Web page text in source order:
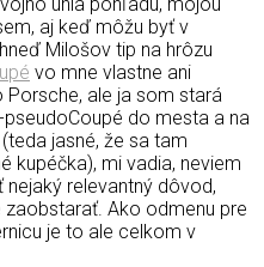
aj keď môžu byť v
Milošov tip na hrôzu
vo mne vlastne ani
Porsche, ale ja som stará
do mesta a na
jasné, že sa tam
kupéčka), mi vadia, neviem
relevantný dôvod,
Ako odmenu pre
je to ale celkom v